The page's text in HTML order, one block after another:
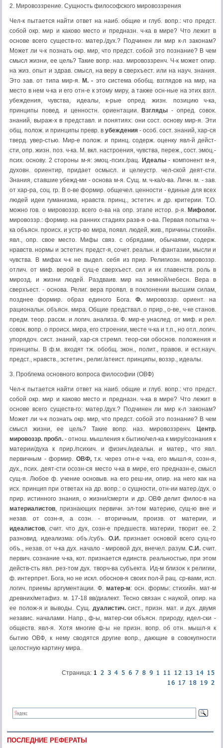
2. Мировоззрение. Сущность философского мировоззрения
Чел-к пытается найти ответ на наиб. общие и глуб. вопр.: что предст.
собой окр. мир и каково место и предназн. ч-ка в мире? Что лежит в
основе всего существ-го: матер./дух.? Подчинен ли мир к-л законам?
Может ли ч-к познать окр. мир, что предст. собой это познание? В чем
смысл жизни, ее цель? Такие вопр. наз. мировоззренч. Ч-к может опир.
на жиз. опыт и здрав. смысл, на веру в сверхъест. или на науч. знания.
Это зав. от типа мир-я. М. - это система обобщ. взглядов на мир, на
место в нем ч-ка и его отн-е к этому миру, а также осн-ные на этих взгл.
убеждения, чувства, идеалы, к-рые опред. жизн. позицию ч-ка,
принципы повед. и ценностн. ориентации. Взгляды- опред. совок.
знаний, выраж-х в представл. и понятиях: они сост. основу мир-я. Эти
общ. полож. и принципы превр. в убеждения - особ. сост. знаний, хар-ся
тверд. увер-стью. Мир-е полож. и принц. содерж. оценку явл-й дейст-
сти, опр. жизн. поз. ч-ка. М. вкл. настроения, чувства, переж., сост. эмоц.-
псих. основу. 2 стороны м-я: эмоц.-псих./рац. Идеалы- компонент м-я,
духовн. ориентир, придает осмысл. и целеустр. чел-ской деят-сти.
Знания, ставшие убежд-ми - основа м-я. Сущ. м. ч-ка/о-ва. Личн. м. - зав.
от хар-ра, соц. гр. В о-ве формир. общечел. ценности - единые для всех
людей идеи гуманизма, нравств. принц., эстетич. и др. критерии. Т.О.
можно гов. о мировоззр. всего о-ва на опр. этапе истор. р-я. Мифолог.
мировоззр.: формир. на ранних стадиях разв-я о-ва. Первая попытка ч-
ка объясн. происх. и устр-во мира, появл. людей, жив., причины стихийн.
явл., опр. свое место. Мифы связ. с обрядами, обычаями, содерж.
нравств. нормы и эстетич. предст-я, сочет. реальн. и фантазии, мысли и
чувства. В мифах ч-к не выдел. себя из прир. Религиозн. мировоззр.
отлич. от миф. верой в сущ-е сверхъест. сил и их главенств. роль в
мирозд. и жизни людей. Раздваив. мир на земной/небесн. Вера в
сверхъест. - основа. Религ. вера проявл. в поклонении высшим силам,
позднее формир. образ единого Бога. Ф.мировоззр. ориент. на
рациональн. объясн. мира. Общие предствал. о прир., о-ве, ч-ке станов.
предм. теор. рассм. и логич. анализа. Ф. мир-е унаслед. от миф. и рел.
совок. вопр. о происх. мира, его строении, месте ч-ка и т.п., но отл. логич.
упорядоч. сист. знаний, хар-ся стремл. теор-ски обоснов. положения и
принципы. В ф.м. входят тж. обобщ. экон., полит., правов. и ест.науч.
предст., нравств., эстетич., религ./атеист. принципы, воззр., идеалы.
3. Проблема основного вопроса философии (ОВФ)
Чел-к пытается найти ответ на наиб. общие и глуб. вопр.: что предст.
собой окр. мир и каково место и предназн. ч-ка в мире? Что лежит в
основе всего существ-го: матер./дух.? Подчинен ли мир к-л законам?
Может ли ч-к познать окр. мир, что предст. собой это познание? В чем
смысл жизни, ее цель? Такие вопр. наз. мировоззренч.
Центр.
мировоззр. пробл. - отнош. мышления к бытию/чел-ка к миру/сознания к
материи/духа к прир./психич. и физич./идеальн. и матер., что явл.
первичным - формир. ОВФ,т.к. через отн-е ч-ка, его мышл-я, созн-я,
дух., псих. деят-сти осозн-ся место ч-ка в мире, его предназн-е, смысл
сущ-я. Любое ф. учение основыв. на его реш-ии, опир. на него как на
исх. принцип при ответах на др. вопр.: о сущности, отн-ии матер./дух. о
прир. истинного знания, о жизни/смерти и др. ОВФ делит филос-в на
материалистов, признающих первичн. эл-том материю, сущ-ю вне и
незав. от созн-я, а созн. - вторичным, произв. от материи, и
идеалистов, счит. что дух, созн-е предшеств. материи, творит ее. 2
разновид. идеализма: объ./субъ. О.И. признает основой всего сущ-го
объ., незав. от ч-ка дух. начало - мировой дух, внечел. разум.С.И. счит.
первич. сознание ч-ка, кот. признается единств. реальностью, при этом
действ-сть явл. рез-том дух. творч-ва субъекта. Ид-м близок к религии,
ф. интерпрет. Бога, но не искл. обоснов-я своих пол-й рац. ср-вами, исп.
логич. приемы аргументации. Ф. матер-м: осн. формы: стихийн. мат-м
древних/метафиз. м. 17-18 вв/диалект. Тесно связан с наукой, опир. на
ее полож-я и выводы. Сущ. дуалистич.сист., призн. мат. и дух. двумя
независ. началами. Напр., ф-ы, матер-ски объясн. природу, идел-ски -
обществ. явл-я. Хотя многие ф-ы не призн. вопр. об отн. мышл-я к
бытию ОВФ, к нему сводятся другие вопр., дающие в совокупности
целостную картину мира.
Страница:
ПОСЛЕДНИЕ РЕФЕРАТЫ